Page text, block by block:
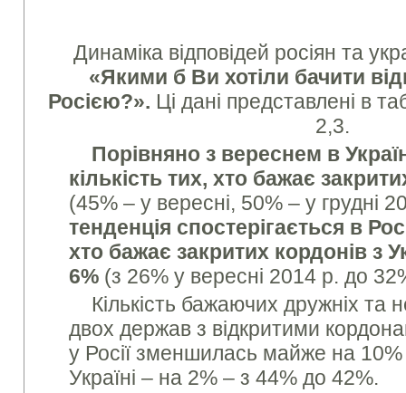
Динаміка відповідей росіян та
«Якими б Ви хотіли бачити
Росією?». Ці дані представлені в
2,3.
Порівняно з вереснем в
кількість тих, хто бажає
(45% – у вересні, 50% – у грудні
тенденція спостерігається в
хто бажає закритих кордонів з
6% (з 26% у вересні 2014 р. до
Кількість бажаючих дружніх та
двох держав з відкритими
у Росії зменшилась майже на
Україні – на 2% – з 44% до 42%.